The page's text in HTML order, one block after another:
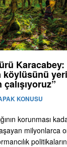
Karacabey:
köylüsünü
KONUSU
korunması
milyonlarca